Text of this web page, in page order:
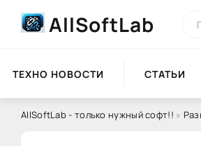
AllSoftLab
ТЕХНО НОВОСТИ СТАТЬИ
AllSoftLab - только нужный софт!! »